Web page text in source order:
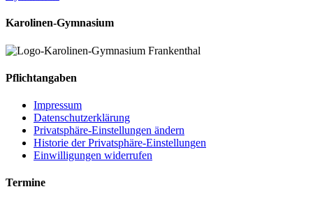
Karolinen-Gymnasium
Pflichtangaben
Impressum
Datenschutzerklärung
Privatsphäre-Einstellungen ändern
Historie der Privatsphäre-Einstellungen
Einwilligungen widerrufen
Termine